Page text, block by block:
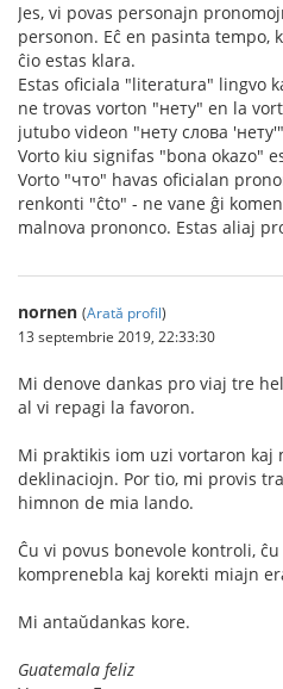
Jes, vi povas personajn
personon. Eĉ en pasinta tempo,
ĉio estas klara.
Estas oficiala "literatura" lingvo
ne trovas vorton "нету" en la
jutubo videon "нету слова
Vorto kiu signifas "bona okazo"
Vorto "что" havas oficialan
renkonti "ĉto" - ne vane ĝi
malnova prononco. Estas aliaj
nornen (Arată profil)
13 septembrie 2019, 22:33:30
Mi denove dankas pro viaj tre
al vi repagi la favoron.
Mi praktikis iom uzi vortaron kaj
deklinaciojn. Por tio, mi provis
himnon de mia lando.
Ĉu vi povus bonevole kontroli,
komprenebla kaj korekti miajn
Mi antaŭdankas kore.
Guatemala feliz